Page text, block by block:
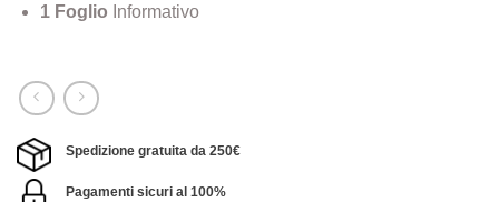
1 Foglio Informativo
Spedizione gratuita da 250€
Pagamenti sicuri al 100%